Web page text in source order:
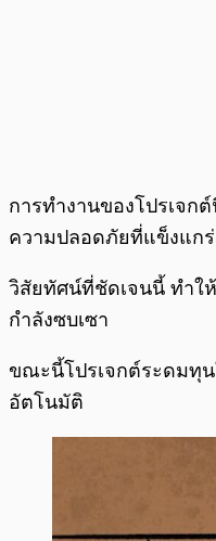
การทำงานของโปรเจก
ความปลอดภัยที่แข็งแก
วิสัยทัศน์ที่ชัดเจนนี้ ทำใ
กำลังซบเซา
ขณะนี้โปรเจกต์ระดมทุน
อัตโนมัติ